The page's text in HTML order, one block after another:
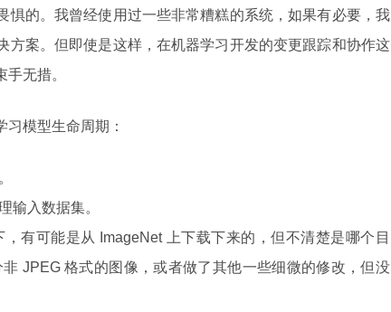
惧的。我曾经使用过一些非常糟糕的系统，如果有必要，我
方案。但即使是这样，在机器学习开发的变更跟踪和协作这
无措。
模型生命周期：
输入数据集。
有可能是从 ImageNet 上下载下来的，但不清楚是哪个目
JPEG 格式的图像，或者做了其他一些细微的修改，但没